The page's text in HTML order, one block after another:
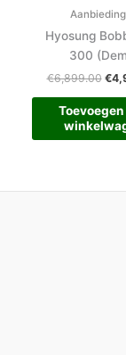
Hyosung
300
€6,899.00 €
Toevoegen